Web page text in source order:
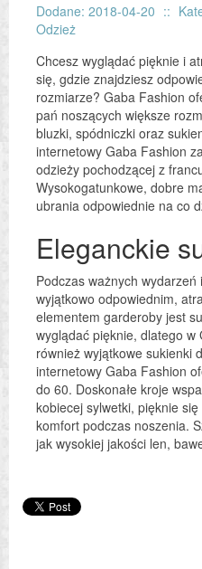
Dodane: 2018-04-20 ::
Odzież
Chcesz wyglądać pięknie i
się, gdzie znajdziesz
rozmiarze? Gaba Fashion
pań noszących większe
bluzki, spódniczki oraz
internetowy Gaba Fashion
odzieży pochodzącej z
Wysokogatunkowe, dobre
ubrania odpowiednie na co
Eleganckie
Podczas ważnych
wyjątkowo odpowiednim,
elementem garderoby jest
wyglądać pięknie, dlatego
również wyjątkowe sukienki
internetowy Gaba Fashion
do 60. Doskonałe kroje
kobiecej sylwetki, pięknie
komfort podczas noszenia.
jak wysokiej jakości len,